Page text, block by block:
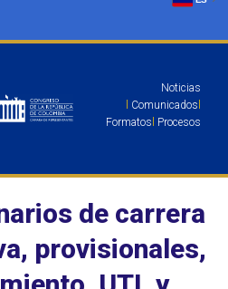
Noticias
Comunicados
Formatos Procesos
de carrera
provisionales,